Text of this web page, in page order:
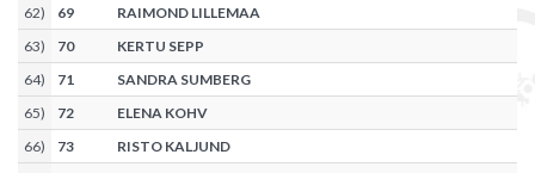
62) 69
RAIMOND LILLEMAA
63) 70
KERTU SEPP
64) 71
SANDRA SUMBERG
65) 72
ELENA KOHV
66) 73
RISTO KALJUND